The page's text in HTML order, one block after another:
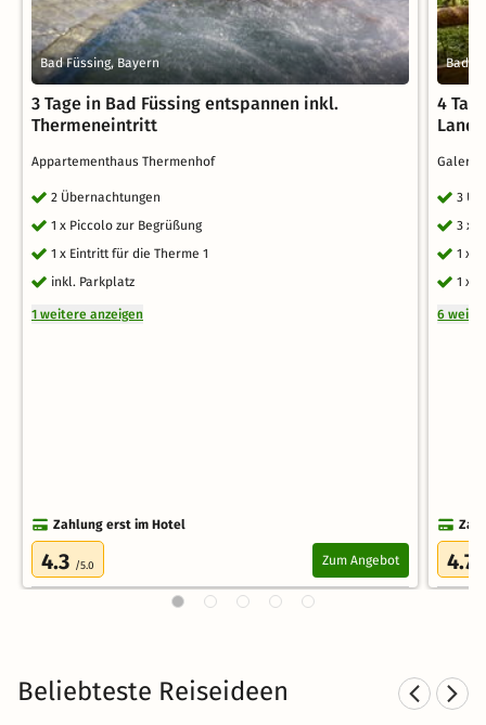
Bad Füssing, Bayern
3 Tage in Bad Füssing entspannen inkl.
Thermeneintritt
Appartementhaus Thermenhof
2 Übernachtungen
1 x Piccolo zur Begrüßung
1 x Eintritt für die Therme 1
inkl. Parkplatz
1 weitere anzeigen
Zahlung erst im Hotel
4.3 /5.0 Zum Angebot
Bad
4
Land
3
3 x
1 x
1 x
6
4.7
Beliebteste Reiseideen
Sporthotels in Bayern